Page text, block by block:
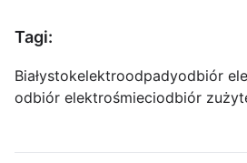
Tagi:
Białystokelektroodpadyodbiór
odbiór elektrośmieciodbiór